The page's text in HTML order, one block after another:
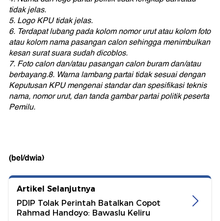
tidak jelas.
5. Logo KPU tidak jelas.
6. Terdapat lubang pada kolom nomor urut atau kolom foto
atau kolom nama pasangan calon sehingga menimbulkan
kesan surat suara sudah dicoblos.
7. Foto calon dan/atau pasangan calon buram dan/atau
berbayang.8. Warna lambang partai tidak sesuai dengan
Keputusan KPU mengenai standar dan spesifikasi teknis
nama, nomor urut, dan tanda gambar partai politik peserta
Pemilu.
(bel/dwia)
Artikel Selanjutnya
PDIP Tolak Perintah Batalkan Copot
Rahmad Handoyo: Bawaslu Keliru